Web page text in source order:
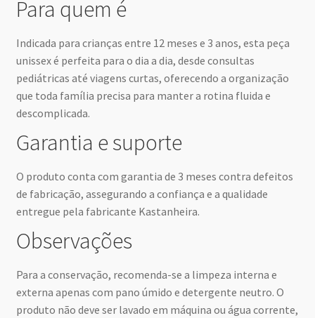
Para quem é
Indicada para crianças entre 12 meses e 3 anos, esta peça
unissex é perfeita para o dia a dia, desde consultas
pediátricas até viagens curtas, oferecendo a organização
que toda família precisa para manter a rotina fluida e
descomplicada.
Garantia e suporte
O produto conta com garantia de 3 meses contra defeitos
de fabricação, assegurando a confiança e a qualidade
entregue pela fabricante Kastanheira.
Observações
Para a conservação, recomenda-se a limpeza interna e
externa apenas com pano úmido e detergente neutro. O
produto não deve ser lavado em máquina ou água corrente,